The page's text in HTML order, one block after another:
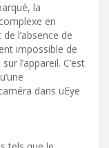
la
en
l’absence de
impossible de
l’appareil. C’est
dans uEye